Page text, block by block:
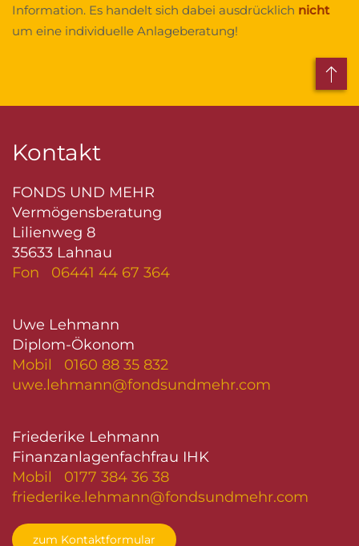
Information. Es handelt sich dabei ausdrücklich nicht
um eine individuelle Anlageberatung!
Kontakt
FONDS UND MEHR
Vermögensberatung
Lilienweg 8
35633 Lahnau
Fon 06441 44 67 364
Uwe Lehmann
Diplom-Ökonom
Mobil 0160 88 35 832
uwe.lehmann@fondsundmehr.com
Friederike Lehmann
Finanzanlagenfachfrau IHK
Mobil 0177 384 36 38
friederike.lehmann@fondsundmehr.com
zum Kontaktformular